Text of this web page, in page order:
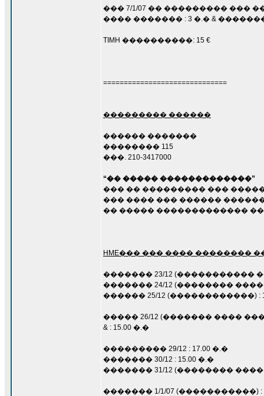
��� 7/1/07 �� ���������
���� ������� : 3 �.� & �������
TIMH ����������: 15 €
==============================
��������� ������
������ �������
�������� 115
���. 210-3417000
“�� ����� �������������”
��� �� ��������� ���
��� ���� ��� ������
�� ����� �������������
HME��� ��� ���� ��������
������� 23/12 (�����������
������� 24/12 (��������
������ 25/12 (������������) :
����� 26/12 (������� ����
& : 15.00 �.�
��������� 29/12 : 17.00 �.�
������� 30/12 : 15.00 �.�
������� 31/12 (��������
������� 1/1/07 (�����������) :